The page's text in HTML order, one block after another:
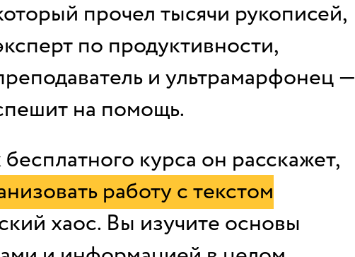
курса он расскажет,
работу с текстом
хаос. Вы изучите основы
прочел тысячи рукописей,
по продуктивности,
и ультрамарфонец —
на помощь.